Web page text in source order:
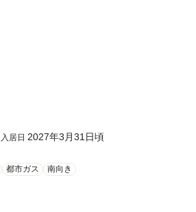
入居日 2027年3月31日頃
都市ガス 南向き